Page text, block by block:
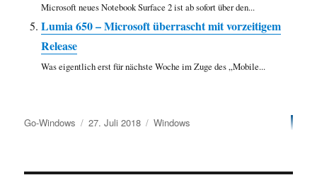
Microsoft neues Notebook Surface 2 ist ab sofort über den...
Lumia 650 – Microsoft überrascht mit vorzeitigem
Release
Was eigentlich erst für nächste Woche im Zuge des „Mobile...
Autor
Go-Windows
Veröffentlicht
27. Juli 2018 Kategorien
Windows